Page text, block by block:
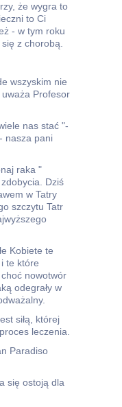
że wygra to
to Ci
- w tym roku
z chorobą.
wszyskim nie
uważa Profesor
nas stać "-
nasza pani
raka "
Dziś
w Tatry
szczytu Tatr
Kobiete te
te które
nowotwór
odegrały w
siłą, której
leczenia.
Paradiso
się ostoją dla